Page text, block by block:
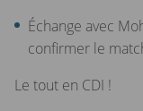
Échange avec
confirmer le
Le tout en CDI !